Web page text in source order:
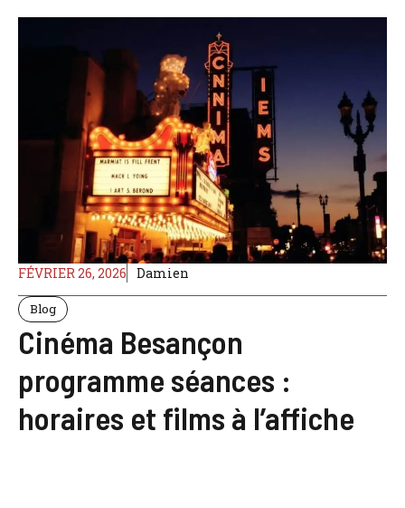
FÉVRIER 26, 2026 Damien
Blog
Cinéma Besançon
programme séances :
horaires et films à l’affiche